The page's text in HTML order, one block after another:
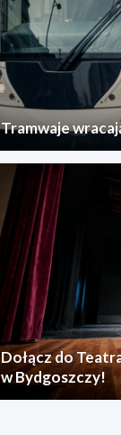
Tramwaje
Dołącz do
w Bydgoszczy!